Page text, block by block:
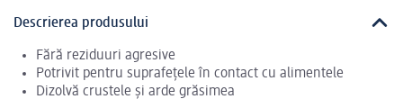
Descrierea produsului
Fără reziduuri agresive
Potrivit pentru suprafețele în contact cu alimentele
Dizolvă crustele și arde grăsimea